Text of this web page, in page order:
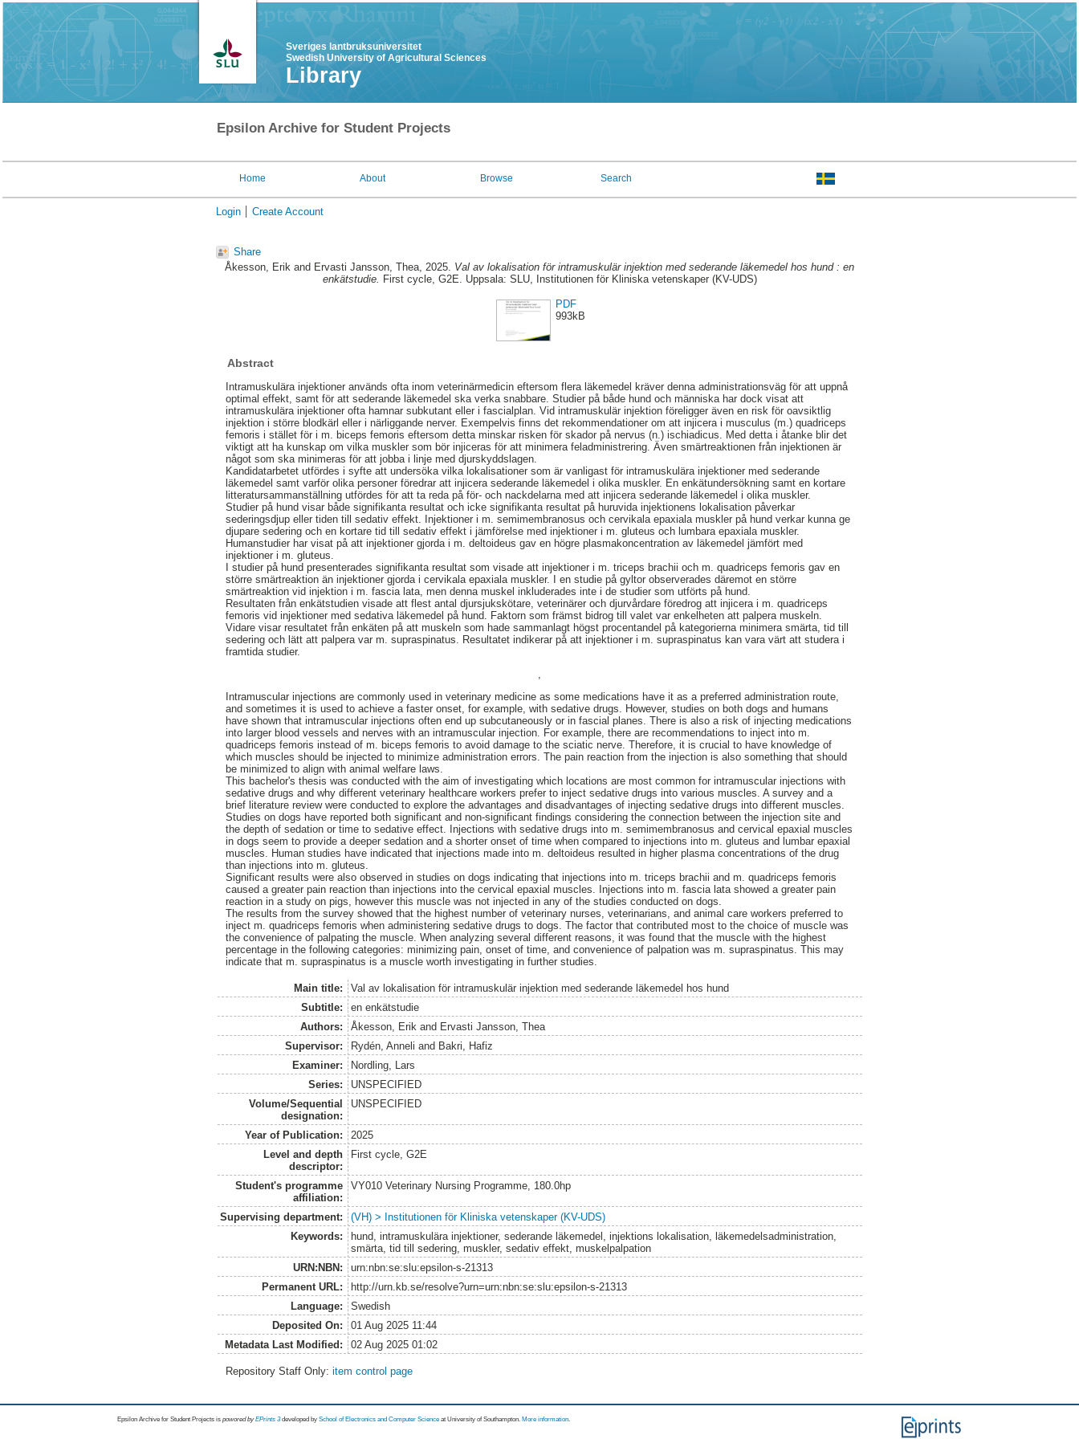
Sveriges lantbruksuniversitet
Swedish University of Agricultural Sciences
Library
Epsilon Archive for Student Projects
Home About Browse Search
Login Create Account
Share
Åkesson, Erik and Ervasti Jansson, Thea, 2025. Val av lokalisation för intramuskulär injektion med sederande läkemedel hos hund : en
enkätstudie. First cycle, G2E. Uppsala: SLU, Institutionen för Kliniska vetenskaper (KV-UDS)
PDF
993kB
Abstract
Intramuskulära injektioner används ofta inom veterinärmedicin eftersom flera läkemedel kräver denna administrationsväg för att uppnå
optimal effekt, samt för att sederande läkemedel ska verka snabbare. Studier på både hund och människa har dock visat att
intramuskulära injektioner ofta hamnar subkutant eller i fascialplan. Vid intramuskulär injektion föreligger även en risk för oavsiktlig
injektion i större blodkärl eller i närliggande nerver. Exempelvis finns det rekommendationer om att injicera i musculus (m.) quadriceps
femoris i stället för i m. biceps femoris eftersom detta minskar risken för skador på nervus (n.) ischiadicus. Med detta i åtanke blir det
viktigt att ha kunskap om vilka muskler som bör injiceras för att minimera feladministrering. Även smärtreaktionen från injektionen är
något som ska minimeras för att jobba i linje med djurskyddslagen.
Kandidatarbetet utfördes i syfte att undersöka vilka lokalisationer som är vanligast för intramuskulära injektioner med sederande
läkemedel samt varför olika personer föredrar att injicera sederande läkemedel i olika muskler. En enkätundersökning samt en kortare
litteratursammanställning utfördes för att ta reda på för- och nackdelarna med att injicera sederande läkemedel i olika muskler.
Studier på hund visar både signifikanta resultat och icke signifikanta resultat på huruvida injektionens lokalisation påverkar
sederingsdjup eller tiden till sedativ effekt. Injektioner i m. semimembranosus och cervikala epaxiala muskler på hund verkar kunna ge
djupare sedering och en kortare tid till sedativ effekt i jämförelse med injektioner i m. gluteus och lumbara epaxiala muskler.
Humanstudier har visat på att injektioner gjorda i m. deltoideus gav en högre plasmakoncentration av läkemedel jämfört med
injektioner i m. gluteus.
I studier på hund presenterades signifikanta resultat som visade att injektioner i m. triceps brachii och m. quadriceps femoris gav en
större smärtreaktion än injektioner gjorda i cervikala epaxiala muskler. I en studie på gyltor observerades däremot en större
smärtreaktion vid injektion i m. fascia lata, men denna muskel inkluderades inte i de studier som utförts på hund.
Resultaten från enkätstudien visade att flest antal djursjukskötare, veterinärer och djurvårdare föredrog att injicera i m. quadriceps
femoris vid injektioner med sedativa läkemedel på hund. Faktorn som främst bidrog till valet var enkelheten att palpera muskeln.
Vidare visar resultatet från enkäten på att muskeln som hade sammanlagt högst procentandel på kategorierna minimera smärta, tid till
sedering och lätt att palpera var m. supraspinatus. Resultatet indikerar på att injektioner i m. supraspinatus kan vara värt att studera i
framtida studier.
Intramuscular injections are commonly used in veterinary medicine as some medications have it as a preferred administration route,
and sometimes it is used to achieve a faster onset, for example, with sedative drugs. However, studies on both dogs and humans
have shown that intramuscular injections often end up subcutaneously or in fascial planes. There is also a risk of injecting medications
into larger blood vessels and nerves with an intramuscular injection. For example, there are recommendations to inject into m.
quadriceps femoris instead of m. biceps femoris to avoid damage to the sciatic nerve. Therefore, it is crucial to have knowledge of
which muscles should be injected to minimize administration errors. The pain reaction from the injection is also something that should
be minimized to align with animal welfare laws.
This bachelor's thesis was conducted with the aim of investigating which locations are most common for intramuscular injections with
sedative drugs and why different veterinary healthcare workers prefer to inject sedative drugs into various muscles. A survey and a
brief literature review were conducted to explore the advantages and disadvantages of injecting sedative drugs into different muscles.
Studies on dogs have reported both significant and non-significant findings considering the connection between the injection site and
the depth of sedation or time to sedative effect. Injections with sedative drugs into m. semimembranosus and cervical epaxial muscles
in dogs seem to provide a deeper sedation and a shorter onset of time when compared to injections into m. gluteus and lumbar epaxial
muscles. Human studies have indicated that injections made into m. deltoideus resulted in higher plasma concentrations of the drug
than injections into m. gluteus.
Significant results were also observed in studies on dogs indicating that injections into m. triceps brachii and m. quadriceps femoris
caused a greater pain reaction than injections into the cervical epaxial muscles. Injections into m. fascia lata showed a greater pain
reaction in a study on pigs, however this muscle was not injected in any of the studies conducted on dogs.
The results from the survey showed that the highest number of veterinary nurses, veterinarians, and animal care workers preferred to
inject m. quadriceps femoris when administering sedative drugs to dogs. The factor that contributed most to the choice of muscle was
the convenience of palpating the muscle. When analyzing several different reasons, it was found that the muscle with the highest
percentage in the following categories: minimizing pain, onset of time, and convenience of palpation was m. supraspinatus. This may
indicate that m. supraspinatus is a muscle worth investigating in further studies.
Main title:
Val av lokalisation för intramuskulär injektion med sederande läkemedel hos hund
Subtitle:
en enkätstudie
Authors:
Åkesson, Erik and Ervasti Jansson, Thea
Supervisor:
Rydén, Anneli and Bakri, Hafiz
Examiner:
Nordling, Lars
Series:
UNSPECIFIED
Volume/Sequential
designation:
UNSPECIFIED
Year of Publication:
2025
Level and depth
descriptor:
First cycle, G2E
Student's programme
affiliation:
VY010 Veterinary Nursing Programme, 180.0hp
Supervising department:
(VH) > Institutionen för Kliniska vetenskaper (KV-UDS)
Keywords:
hund, intramuskulära injektioner, sederande läkemedel, injektions lokalisation, läkemedelsadministration,
smärta, tid till sedering, muskler, sedativ effekt, muskelpalpation
URN:NBN:
urn:nbn:se:slu:epsilon-s-21313
Permanent URL:
http://urn.kb.se/resolve?urn=urn:nbn:se:slu:epsilon-s-21313
Language:
Swedish
Deposited On:
01 Aug 2025 11:44
Metadata Last Modified:
02 Aug 2025 01:02
Repository Staff Only:item control page
Epsilon Archive for Student Projects is powored byEPrints 3 developed by School of Electronics and Computer Science at University of Southampton. More information.